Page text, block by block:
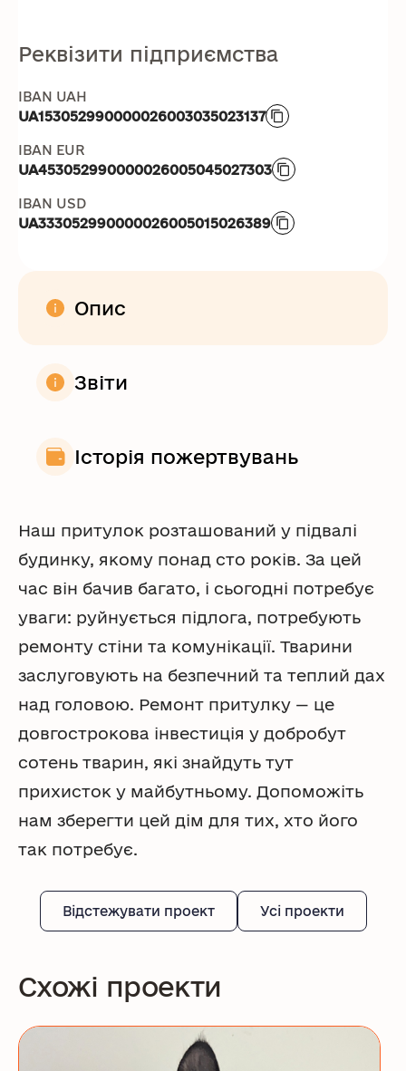
Реквізити підприємства
IBAN UAH
UA153052990000026003035023137
IBAN EUR
UA453052990000026005045027303
IBAN USD
UA333052990000026005015026389
Опис
Звіти
Історія пожертвувань
Наш притулок розташований у підвалі
будинку, якому понад сто років. За цей
час він бачив багато, і сьогодні потребує
уваги: руйнується підлога, потребують
ремонту стіни та комунікації. Тварини
заслуговують на безпечний та теплий дах
над головою. Ремонт притулку — це
довгострокова інвестиція у добробут
сотень тварин, які знайдуть тут
прихисток у майбутньому. Допоможіть
нам зберегти цей дім для тих, хто його
так потребує.
Відстежувати проект Усі проекти
Схожі проекти